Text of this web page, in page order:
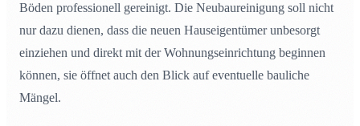
Böden professionell gereinigt. Die Neubaureinigung soll nicht
nur dazu dienen, dass die neuen Hauseigentümer unbesorgt
einziehen und direkt mit der Wohnungseinrichtung beginnen
können, sie öffnet auch den Blick auf eventuelle bauliche
Mängel.